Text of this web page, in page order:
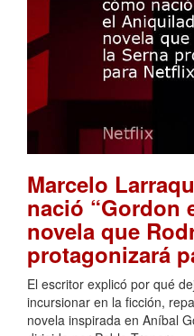
Marcelo
nació “Gordon
novela que
protagonizará
El escritor explicó por qué
incursionar en la ficción,
novela inspirada en Aníbal